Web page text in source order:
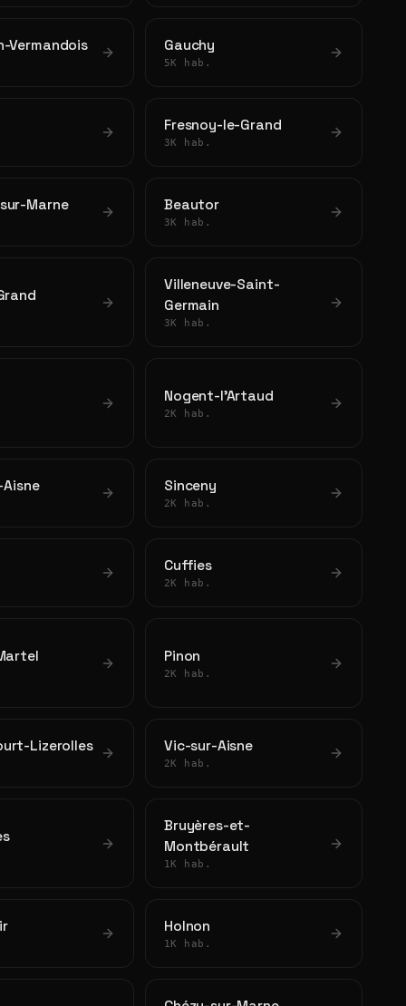
Vermandois Gauchy
5K hab.
Fresnoy-le-Grand
3K hab.
Marne Beautor
3K hab.
Villeneuve-Saint-
Germain
3K hab.
Nogent-l'Artaud
2K hab.
Sinceny
2K hab.
Cuffies
2K hab.
Pinon
2K hab.
Lizerolles Vic-sur-Aisne
2K hab.
Bruyères-et-
Montbérault
1K hab.
Holnon
1K hab.